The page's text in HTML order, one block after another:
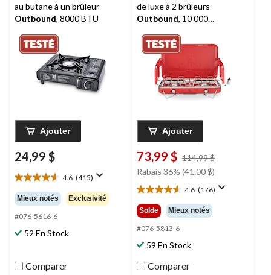
au butane à un brûleur
Outbound, 8000 BTU
Ajouter
24,99 $
4.6 (415)
4.6
étoile(s)
sur
5.
415
évaluations
Mieux notés Exclusivité
#076-5616-6
52 En Stock
Comparer
de luxe à 2 brûleurs
Outbound, 10 000
Ajouter
73,99 $ 114,99 $
Rabais 36% (41.00 $)
4.6 (176)
4.6
étoile(s)
sur
5.
176
évaluations
Solde Mieux notés
#076-5813-6
59 En Stock
Comparer